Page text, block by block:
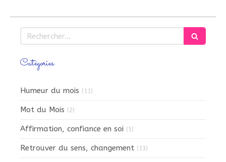
Rechercher
Catégories
Humeur du mois (11)
Mot du Mois (2)
Affirmation, confiance en soi (5)
Retrouver du sens, changement (13)